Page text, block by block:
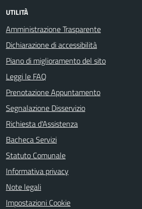
UTILITÀ
Amministrazione Trasparente
Dichiarazione di accessibilità
Piano di miglioramento del sito
Leggi le FAQ
Prenotazione Appuntamento
Segnalazione Disservizio
Richiesta d'Assistenza
Bacheca Servizi
Statuto Comunale
Informativa privacy
Note legali
Impostazioni Cookie